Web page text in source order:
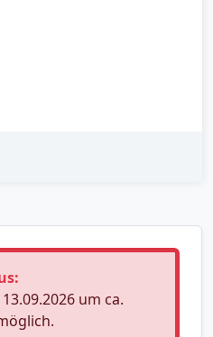
um ca.